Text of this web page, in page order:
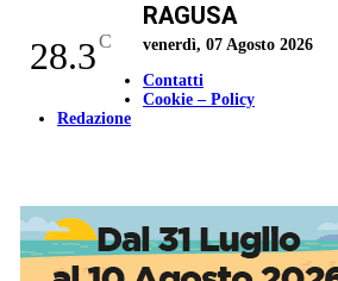
28.3C
RAGUSA
venerdì, 07 Agosto 2026
Contatti
Cookie – Policy
Redazione